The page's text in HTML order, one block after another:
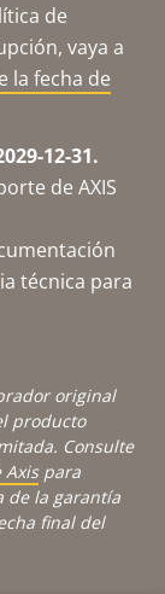
de
vaya a
la fecha de
12-31.
de AXIS
técnica para
original
producto
Consulte
para
de la garantía
final del